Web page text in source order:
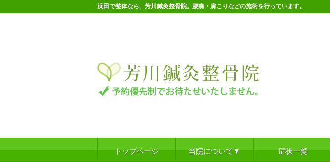
浜田で整体なら、芳川鍼灸整骨院。腰痛・肩こりなどの施術を行っています。
トップページ 当院について▼ 症状一覧